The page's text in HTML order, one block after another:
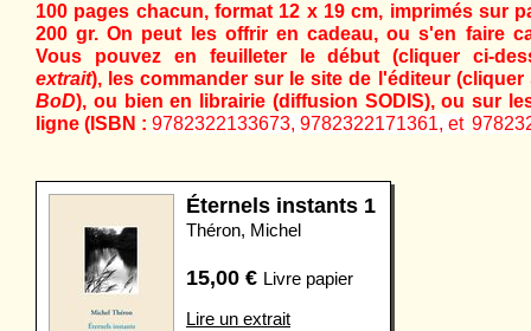
100 pages chacun, format 12 x 19 cm, imprimés sur
200 gr. On peut les offrir en cadeau, ou s'en faire
Vous pouvez en feuilleter le début (cliquer ci-
extrait), les commander sur le site de l'éditeur (cliquer
BoD), ou bien en librairie (diffusion SODIS), ou sur
ligne (ISBN : 9782322133673, 9782322171361, et
Éternels instants 1
Théron, Michel
15,00 € Livre papier
Lire un extrait